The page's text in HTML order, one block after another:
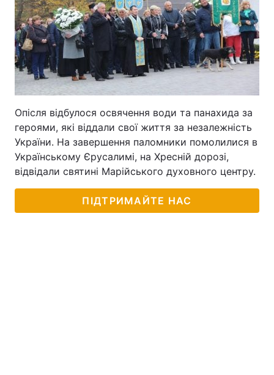
Опісля відбулося освячення води та панахида за
героями, які віддали свої життя за незалежність
України. На завершення паломники помолилися в
Українському Єрусалимі, на Хресній дорозі,
відвідали святині Марійського духовного центру.
ПІДТРИМАЙТЕ НАС